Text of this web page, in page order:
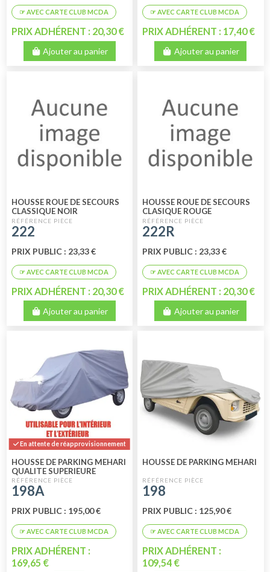
PRIX ADHÉRENT : 20,30 €
Ajouter au panier
PRIX ADHÉRENT : 17,40 €
Ajouter au panier
HOUSSE ROUE DE SECOURS
CLASSIQUE NOIR
222
PRIX PUBLIC : 23,33 €
PRIX ADHÉRENT : 20,30 €
Ajouter au panier
HOUSSE ROUE DE SECOURS
CLASIQUE ROUGE
222R
PRIX PUBLIC : 23,33 €
PRIX ADHÉRENT : 20,30 €
Ajouter au panier
En attente de réapprovisionnement
HOUSSE DE PARKING MEHARI
QUALITE SUPERIEURE
198A
PRIX PUBLIC : 195,00 €
PRIX ADHÉRENT :
169,65 €
HOUSSE DE PARKING MEHARI
198
PRIX PUBLIC : 125,90 €
PRIX ADHÉRENT :
109,54 €